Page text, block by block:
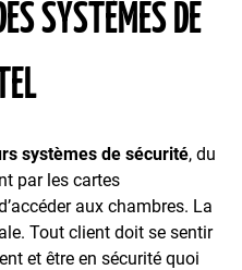
SYSTÈMES DE
systèmes de sécurité, du
par les cartes
aux chambres. La
Tout client doit se sentir
et être en sécurité quoi